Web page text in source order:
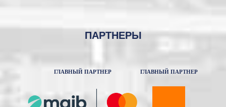
ПАРТНЕРЫ
ГЛАВНЫЙ ПАРТНЕР ГЛАВНЫЙ ПАРТНЕР